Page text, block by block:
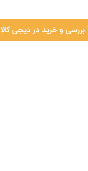
بررسی و خرید در دیجی کالا